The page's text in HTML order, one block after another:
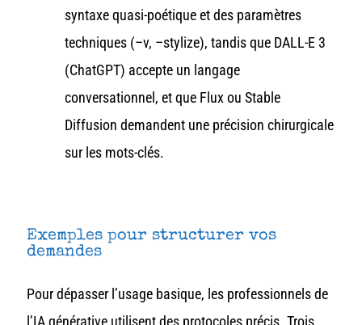
syntaxe quasi-poétique et des paramètres
techniques (–v, –stylize), tandis que DALL-E 3
(ChatGPT) accepte un langage
conversationnel, et que Flux ou Stable
Diffusion demandent une précision chirurgicale
sur les mots-clés.
Exemples pour structurer vos
demandes
Pour dépasser l’usage basique, les professionnels de
l’IA générative utilisent des protocoles précis. Trois